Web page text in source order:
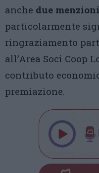
anche due
particolarmente
ringraziamento
all’Area Soci Coop
contributo
premiazione.